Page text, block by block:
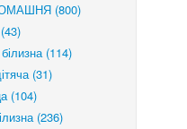
(800)
(114)
(31)
(104)
(236)